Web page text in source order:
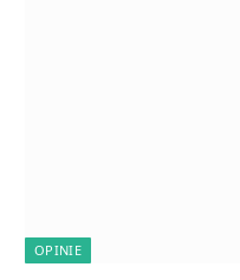
OPINIE